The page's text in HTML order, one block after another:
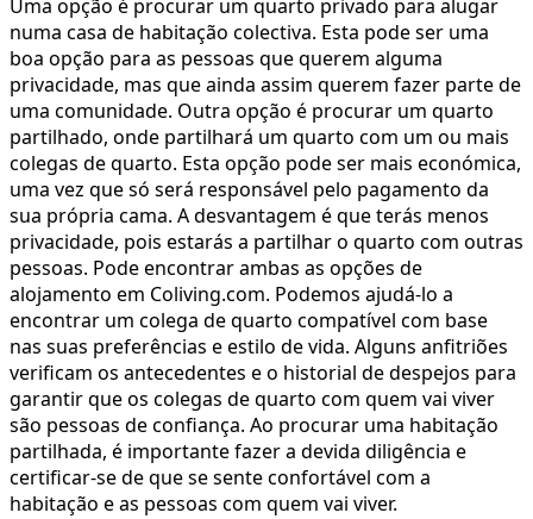
Uma opção é procurar um quarto privado para alugar
numa casa de habitação colectiva. Esta pode ser uma
boa opção para as pessoas que querem alguma
privacidade, mas que ainda assim querem fazer parte de
uma comunidade. Outra opção é procurar um quarto
partilhado, onde partilhará um quarto com um ou mais
colegas de quarto. Esta opção pode ser mais económica,
uma vez que só será responsável pelo pagamento da
sua própria cama. A desvantagem é que terás menos
privacidade, pois estarás a partilhar o quarto com outras
pessoas. Pode encontrar ambas as opções de
alojamento em Coliving.com. Podemos ajudá-lo a
encontrar um colega de quarto compatível com base
nas suas preferências e estilo de vida. Alguns anfitriões
verificam os antecedentes e o historial de despejos para
garantir que os colegas de quarto com quem vai viver
são pessoas de confiança. Ao procurar uma habitação
partilhada, é importante fazer a devida diligência e
certificar-se de que se sente confortável com a
habitação e as pessoas com quem vai viver.